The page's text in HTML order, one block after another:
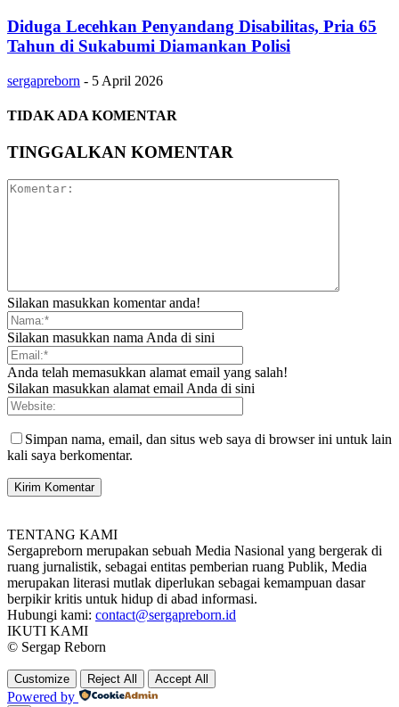
Diduga Lecehkan Penyandang Disabilitas, Pria 65
Tahun di Sukabumi Diamankan Polisi
sergapreborn - 5 April 2026
TIDAK ADA KOMENTAR
TINGGALKAN KOMENTAR
Silakan masukkan komentar anda!
Silakan masukkan nama Anda di sini
Anda telah memasukkan alamat email yang salah!
Silakan masukkan alamat email Anda di sini
Simpan nama, email, dan situs web saya di browser ini untuk lain
kali saya berkomentar.
TENTANG KAMI
Sergapreborn merupakan sebuah Media Nasional yang bergerak di
ruang jurnalistik, sebagai entitas pemberian ruang Publik, Media
merupakan literasi mutlak diperlukan sebagai kemampuan dasar
berpikir kritis untuk hidup di abad informasi.
Hubungi kami: contact@sergapreborn.id
IKUTI KAMI
© Sergap Reborn
Customize Reject All Accept All
Powered by